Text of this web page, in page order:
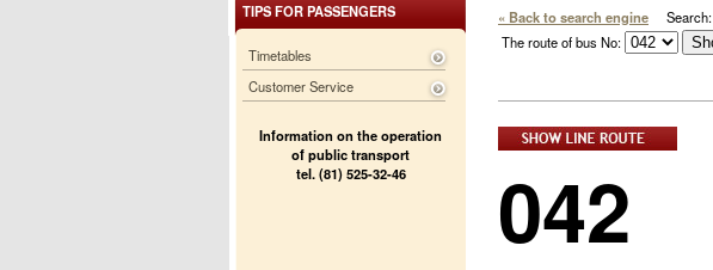
« Back to search engine Search:
The route of bus No:
042
TIPS FOR PASSENGERS
Timetables
Customer Service
Information on the operation
of public transport
tel. (81) 525-32-46